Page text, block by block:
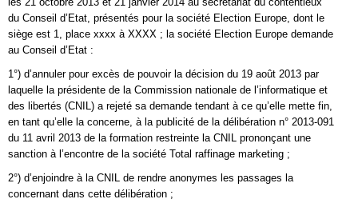
du Conseil d’Etat, présentés pour la société Election Europe, dont le
siège est 1, place xxxx à XXXX ; la société Election Europe demande
au Conseil d’Etat :
1°) d’annuler pour excès de pouvoir la décision du 19 août 2013 par
laquelle la présidente de la Commission nationale de l’informatique et
des libertés (CNIL) a rejeté sa demande tendant à ce qu’elle mette fin,
en tant qu’elle la concerne, à la publicité de la délibération n° 2013-091
du 11 avril 2013 de la formation restreinte la CNIL prononçant une
sanction à l’encontre de la société Total raffinage marketing ;
2°) d’enjoindre à la CNIL de rendre anonymes les passages la
concernant dans cette délibération ;